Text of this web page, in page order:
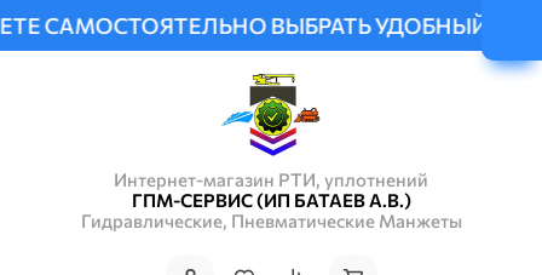
ВЫБРАТЬ УДОБНЫЙ СПОСОБ
Интернет-магазин РТИ, уплотнений
ГПМ-СЕРВИС (ИП БАТАЕВ А.В.)
Гидравлические, Пневматические Манжеты